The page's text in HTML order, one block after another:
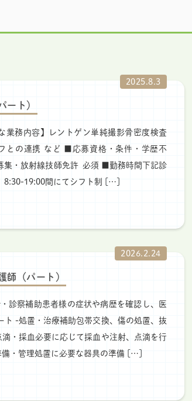
2025.8.3
ート）
業務内容】レントゲン単純撮影骨密度検査
との連携 など ■応募資格・条件・学歴不
集・放射線技師免許 必須 ■勤務時間下記診
8:30-19:00間にてシフト制 […]
2026.2.24
師（パート）
診察補助患者様の症状や病歴を確認し、医
ト -処置・治療補助包帯交換、傷の処置、抜
・採血必要に応じて採血や注射、点滴を行
備・管理処置に必要な器具の準備 […]